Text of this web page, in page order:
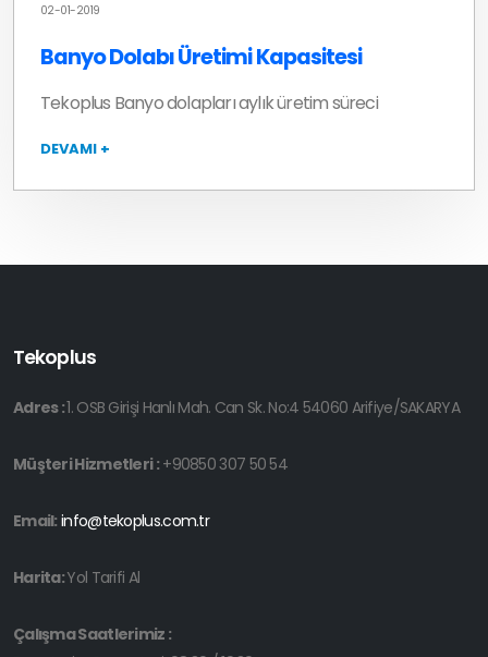
02-01-2019
Banyo Dolabı Üretimi Kapasitesi
Tekoplus Banyo dolapları aylık üretim süreci
DEVAMI +
Tekoplus
Adres :1. OSB Girişi Hanlı Mah. Can Sk. No:4 54060 Arifiye/SAKARYA
Müşteri Hizmetleri : +90850 307 50 54
Email: info@tekoplus.com.tr
Harita:Yol Tarifi Al
Çalışma Saatlerimiz :